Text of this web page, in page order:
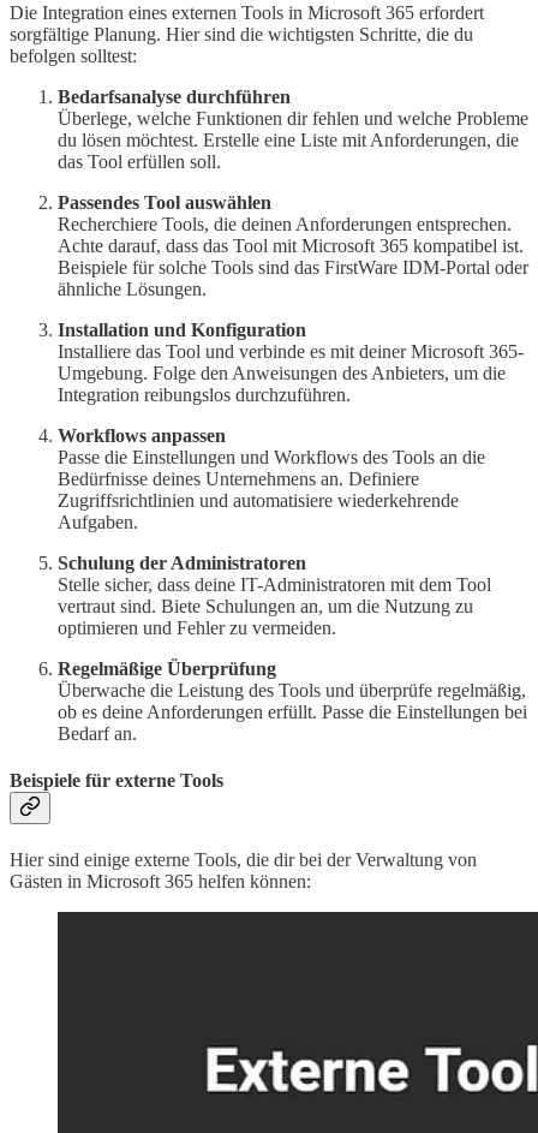
Die Integration eines externen Tools in Microsoft 365 erfordert
sorgfältige Planung. Hier sind die wichtigsten Schritte, die du
befolgen solltest:
Bedarfsanalyse durchführen
Überlege, welche Funktionen dir fehlen und welche Probleme
du lösen möchtest. Erstelle eine Liste mit Anforderungen, die
das Tool erfüllen soll.
Passendes Tool auswählen
Recherchiere Tools, die deinen Anforderungen entsprechen.
Achte darauf, dass das Tool mit Microsoft 365 kompatibel ist.
Beispiele für solche Tools sind das FirstWare IDM-Portal oder
ähnliche Lösungen.
Installation und Konfiguration
Installiere das Tool und verbinde es mit deiner Microsoft 365-
Umgebung. Folge den Anweisungen des Anbieters, um die
Integration reibungslos durchzuführen.
Workflows anpassen
Passe die Einstellungen und Workflows des Tools an die
Bedürfnisse deines Unternehmens an. Definiere
Zugriffsrichtlinien und automatisiere wiederkehrende
Aufgaben.
Schulung der Administratoren
Stelle sicher, dass deine IT-Administratoren mit dem Tool
vertraut sind. Biete Schulungen an, um die Nutzung zu
optimieren und Fehler zu vermeiden.
Regelmäßige Überprüfung
Überwache die Leistung des Tools und überprüfe regelmäßig,
ob es deine Anforderungen erfüllt. Passe die Einstellungen bei
Bedarf an.
Beispiele für externe Tools
Hier sind einige externe Tools, die dir bei der Verwaltung von
Gästen in Microsoft 365 helfen können: